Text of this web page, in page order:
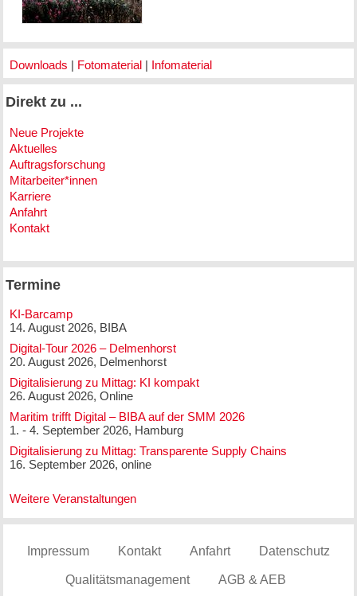
Downloads | Fotomaterial| Infomaterial
Direkt zu ...
Neue Projekte
Aktuelles
Auftragsforschung
Mitarbeiter*innen
Karriere
Anfahrt
Kontakt
Termine
KI-Barcamp
14. August 2026, BIBA
Digital-Tour 2026 – Delmenhorst
20. August 2026, Delmenhorst
Digitalisierung zu Mittag: KI kompakt
26. August 2026, Online
Maritim trifft Digital – BIBA auf der SMM 2026
1. - 4. September 2026, Hamburg
Digitalisierung zu Mittag: Transparente Supply Chains
16. September 2026, online
Weitere Veranstaltungen
Impressum Kontakt Anfahrt Datenschutz
Qualitätsmanagement AGB & AEB